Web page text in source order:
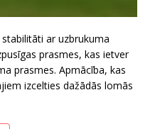
ar uzbrukuma
prasmes, kas ietver
prasmes. Apmācība, kas
izcelties dažādās lomās